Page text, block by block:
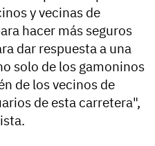
y vecinas de
hacer más seguros
dar respuesta a una
solo de los gamoninos
de los vecinos de
de esta carretera",